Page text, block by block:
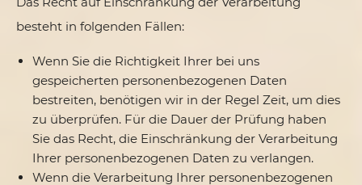
besteht in folgenden Fällen:
Wenn Sie die Richtigkeit Ihrer bei uns
gespeicherten personenbezogenen Daten
bestreiten, benötigen wir in der Regel Zeit, um dies
zu überprüfen. Für die Dauer der Prüfung haben
Sie das Recht, die Einschränkung der Verarbeitung
Ihrer personenbezogenen Daten zu verlangen.
Wenn die Verarbeitung Ihrer personenbezogenen